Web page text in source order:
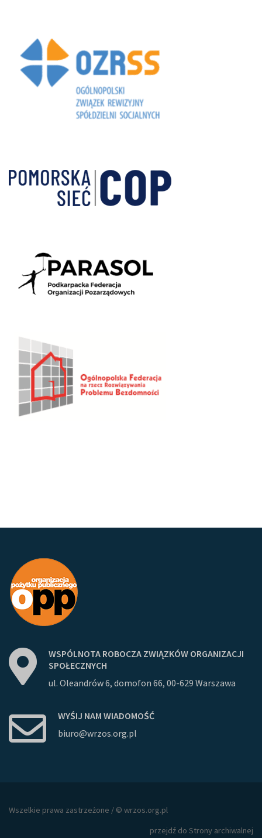
WSPÓLNOTA ROBOCZA ZWIĄZKÓW ORGANIZACJI
SPOŁECZNYCH
ul. Oleandrów 6, domofon 66, 00-629 Warszawa
WYŚIJ NAM WIADOMOŚĆ
biuro@wrzos.org.pl
Wszelkie prawa zastrzeżone / © wrzos.org.pl
przejdź do Strony archiwalnej